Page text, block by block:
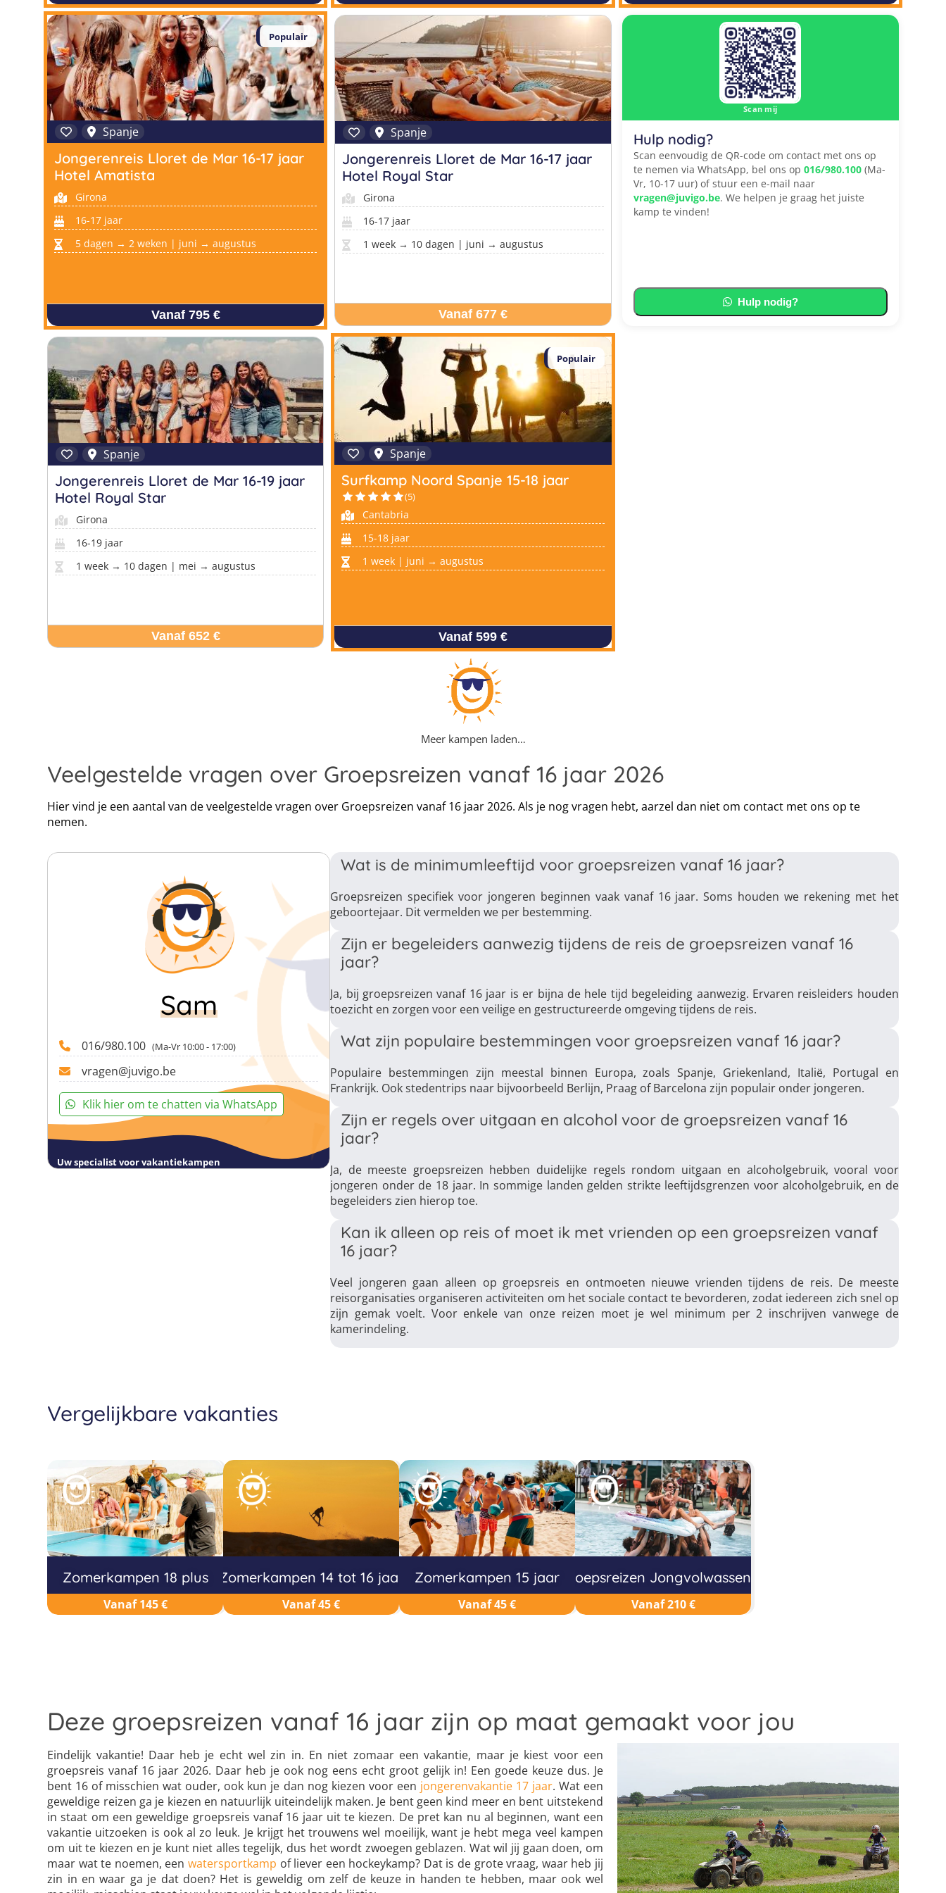
Populair
Spanje
Jongerenreis Lloret de Mar 16-17 jaar
Hotel Amatista
Girona
16-17 jaar
5 dagen → 2 weken | juni → augustus
Vanaf 795 €
Spanje
Jongerenreis Lloret de Mar 16-17 jaar
Hotel Royal Star
Girona
16-17 jaar
1 week → 10 dagen | juni → augustus
Vanaf 677 €
Scan mij
Hulp nodig?
Scan eenvoudig de QR-code om contact met ons op
te nemen via WhatsApp, bel ons op 016/980.100(Ma-
Vr, 10-17 uur) of stuur een e-mail naar
vragen@juvigo.be. We helpen je graag het juiste
kamp te vinden!
Hulp nodig?
Spanje
Jongerenreis Lloret de Mar 16-19 jaar
Hotel Royal Star
Girona
16-19 jaar
1 week → 10 dagen | mei → augustus
Vanaf 652 €
Populair
Spanje
Surfkamp Noord Spanje 15-18 jaar
(5)
Cantabria
15-18 jaar
1 week | juni → augustus
Vanaf 599 €
Meer kampen laden…
Veelgestelde vragen over Groepsreizen vanaf 16 jaar 2026
Hier vind je een aantal van de veelgestelde vragen over Groepsreizen vanaf 16 jaar 2026. Als je nog vragen hebt, aarzel dan niet om contact met ons op te
nemen.
Sam
016/980.100 (Ma-Vr 10:00 - 17:00)
vragen@juvigo.be
Klik hier om te chatten via WhatsApp
Uw specialist voor vakantiekampen
Wat is de minimumleeftijd voor groepsreizen vanaf 16 jaar?
Groepsreizen specifiek voor jongeren beginnen vaak vanaf 16 jaar. Soms houden we rekening met het
geboortejaar. Dit vermelden we per bestemming.
Zijn er begeleiders aanwezig tijdens de reis de groepsreizen vanaf 16
jaar?
Ja, bij groepsreizen vanaf 16 jaar is er bijna de hele tijd begeleiding aanwezig. Ervaren reisleiders houden
toezicht en zorgen voor een veilige en gestructureerde omgeving tijdens de reis.
Wat zijn populaire bestemmingen voor groepsreizen vanaf 16 jaar?
Populaire bestemmingen zijn meestal binnen Europa, zoals Spanje, Griekenland, Italië, Portugal en
Frankrijk. Ook stedentrips naar bijvoorbeeld Berlijn, Praag of Barcelona zijn populair onder jongeren.
Zijn er regels over uitgaan en alcohol voor de groepsreizen vanaf 16
jaar?
Ja, de meeste groepsreizen hebben duidelijke regels rondom uitgaan en alcoholgebruik, vooral voor
jongeren onder de 18 jaar. In sommige landen gelden strikte leeftijdsgrenzen voor alcoholgebruik, en de
begeleiders zien hierop toe.
Kan ik alleen op reis of moet ik met vrienden op een groepsreizen vanaf
16 jaar?
Veel jongeren gaan alleen op groepsreis en ontmoeten nieuwe vrienden tijdens de reis. De meeste
reisorganisaties organiseren activiteiten om het sociale contact te bevorderen, zodat iedereen zich snel op
zijn gemak voelt. Voor enkele van onze reizen moet je wel minimum per 2 inschrijven vanwege de
kamerindeling.
Vergelijkbare vakanties
Zomerkampen 18 plus
Vanaf 145 €
Zomerkampen 14 tot 16 jaar
Vanaf 45 €
Zomerkampen 15 jaar
Vanaf 45 €
Groepsreizen Jongvolwassenen
Vanaf 210 €
Deze groepsreizen vanaf 16 jaar zijn op maat gemaakt voor jou
Eindelijk vakantie! Daar heb je echt wel zin in. En niet zomaar een vakantie, maar je kiest voor een
groepsreis vanaf 16 jaar 2026. Daar heb je ook nog eens echt groot gelijk in! Een goede keuze dus. Je
bent 16 of misschien wat ouder, ook kun je dan nog kiezen voor een jongerenvakantie 17 jaar. Wat een
geweldige reizen ga je kiezen en natuurlijk uiteindelijk maken. Je bent geen kind meer en bent uitstekend
in staat om een geweldige groepsreis vanaf 16 jaar uit te kiezen. De pret kan nu al beginnen, want een
vakantie uitzoeken is ook al zo leuk. Je krijgt het trouwens wel moeilijk, want je hebt mega veel kampen
om uit te kiezen en je kunt niet alles tegelijk, dus het wordt zwoegen geblazen. Wat wil jij gaan doen, om
maar wat te noemen, eenwatersportkamp of liever een hockeykamp? Dat is de grote vraag, waar heb jij
zin in en waar ga je dat doen? Het is geweldig om zelf de keuze in handen te hebben, maar ook wel